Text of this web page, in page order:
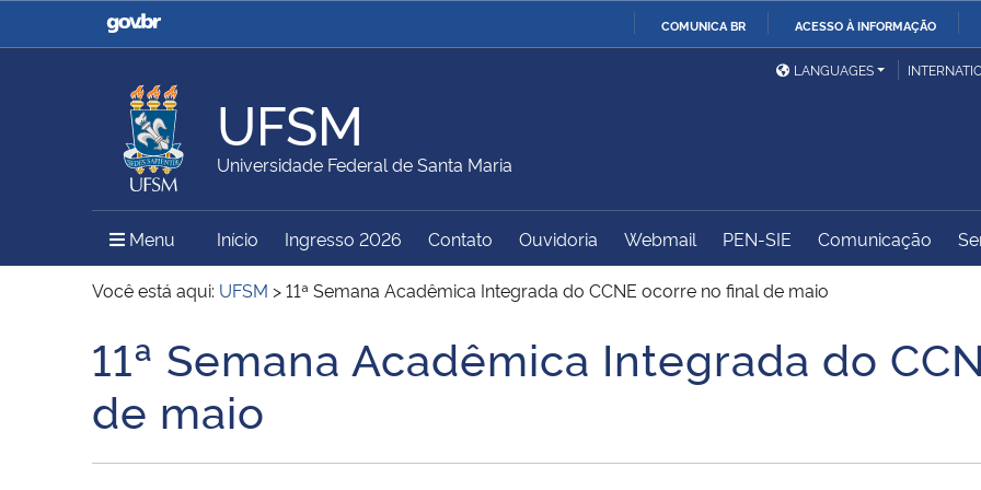
COMUNICA BR ACESSO À INFORMAÇÃO
Casa Civil
Ministério da Justiça e
Ministério da Defesa
Ministério das Relações
Exteriores
Ministério da Agricultura,
Pecuária e Abastecimento
Ministério da Educação
Ministério do Meio Ambiente Ministério do Turismo
Ministério do
Desenvolvimento Regional
Controladoria-Geral da
União
Secretaria de Governo
Gabinete de Segurança
Advocacia-Geral da União Banco Central do Brasil
LANGUAGES
UFSM
Universidade Federal de Santa Maria
Menu Menu Principal do Sítio
Início Ingresso 2026 Contato Ouvidoria Webmail PEN-SIE Comunicação
Você está aqui: UFSM >11ª Semana Acadêmica Integrada do CCNE ocorre no final de maio
Início do conteúdo
11ª Semana Acadêmica Integrada do
de maio